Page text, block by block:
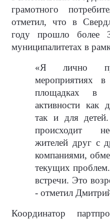
грамотного
отметил, что в
году прошло более
муниципалитетах в
«Я лично
мероприятиях
площадках в
активности как
так и для
происходит
жителей друг с
компаниями,
текущих
встречи. Это
- отметил
Координатор